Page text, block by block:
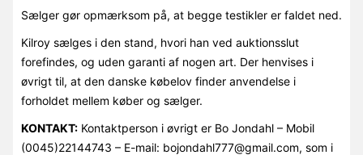
Sælger gør opmærksom på, at begge testikler er faldet ned.
Kilroy sælges i den stand, hvori han ved auktionsslut
forefindes, og uden garanti af nogen art. Der henvises i
øvrigt til, at den danske købelov finder anvendelse i
forholdet mellem køber og sælger.
KONTAKT:Kontaktperson i øvrigt er Bo Jondahl – Mobil
(0045)22144743 – E-mail: bojondahl777@gmail.com, som i